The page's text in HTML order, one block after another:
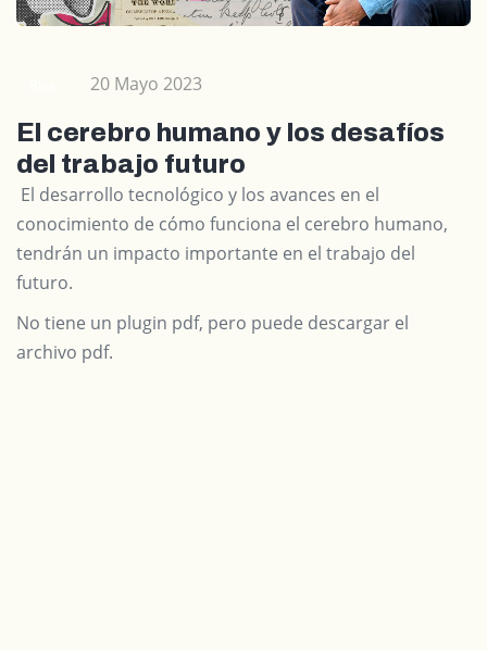
20 Mayo 2023
El cerebro humano y los desafíos
del trabajo futuro
El desarrollo tecnológico y los avances en el
conocimiento de cómo funciona el cerebro humano,
tendrán un impacto importante en el trabajo del
futuro.
No tiene un plugin pdf, pero puede descargar el
archivo pdf.